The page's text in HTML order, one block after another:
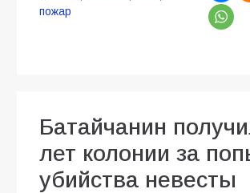
пожар
Батайчанин
лет колонии за
убийства невесты